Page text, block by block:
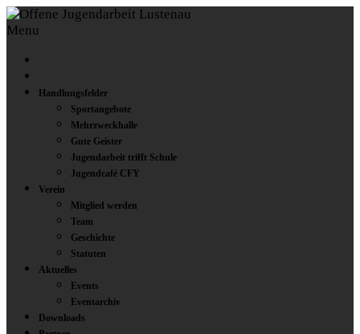
Menu
Handlungsfelder
Sportangebote
Mehrzweckhalle
Gute Geister
Jugendarbeit trifft Schule
Jugendcafé CFY
Verein
Mitglied werden
Team
Geschichte
Statuten
Aktuelles
Events
Eventarchiv
Downloads